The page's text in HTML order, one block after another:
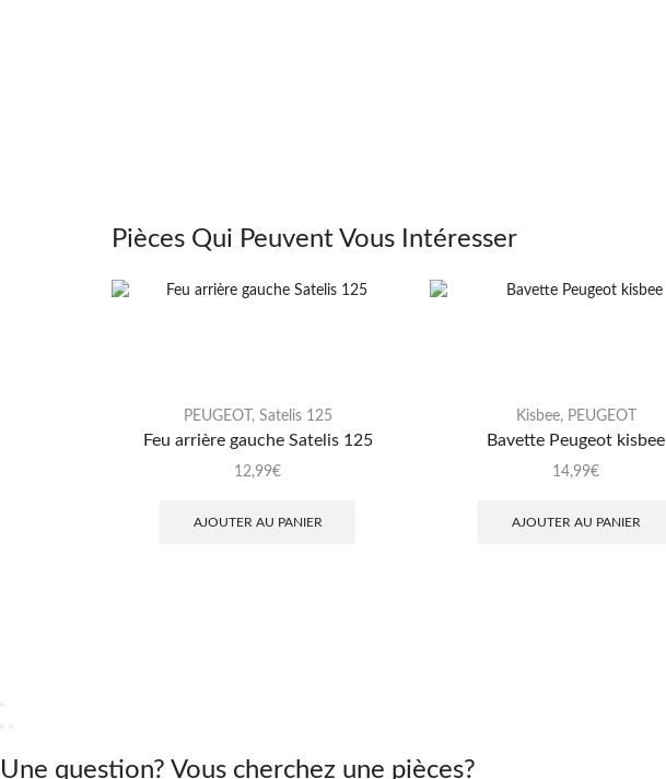
Pièces Qui Peuvent Vous Intéresser
PEUGEOT , Satelis 125
Feu arrière gauche Satelis 125
12,99€
AJOUTER AU PANIER
Kisbee, PEUGEOT
Bavette Peugeot kisbee
14,99€
AJOUTER AU PANIER
Une question? Vous cherchez une pièces?